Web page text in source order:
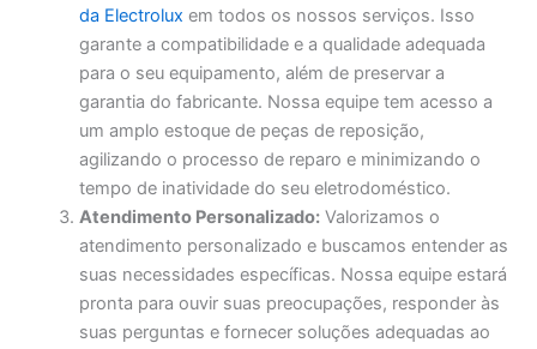
da Electrolux em todos os nossos serviços. Isso
garante a compatibilidade e a qualidade adequada
para o seu equipamento, além de preservar a
garantia do fabricante. Nossa equipe tem acesso a
um amplo estoque de peças de reposição,
agilizando o processo de reparo e minimizando o
tempo de inatividade do seu eletrodoméstico.
Atendimento Personalizado: Valorizamos o
atendimento personalizado e buscamos entender as
suas necessidades específicas. Nossa equipe estará
pronta para ouvir suas preocupações, responder às
suas perguntas e fornecer soluções adequadas ao